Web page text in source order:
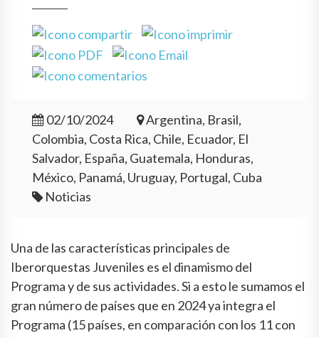
02/10/2024
Argentina, Brasil,
Colombia, Costa Rica, Chile, Ecuador, El
Salvador, España, Guatemala, Honduras,
México, Panamá, Uruguay, Portugal, Cuba
Noticias
Una de las características principales de
Iberorquestas Juveniles es el dinamismo del
Programa y de sus actividades. Si a esto le sumamos el
gran número de países que en 2024 ya integra el
Programa (15 países, en comparación con los 11 con